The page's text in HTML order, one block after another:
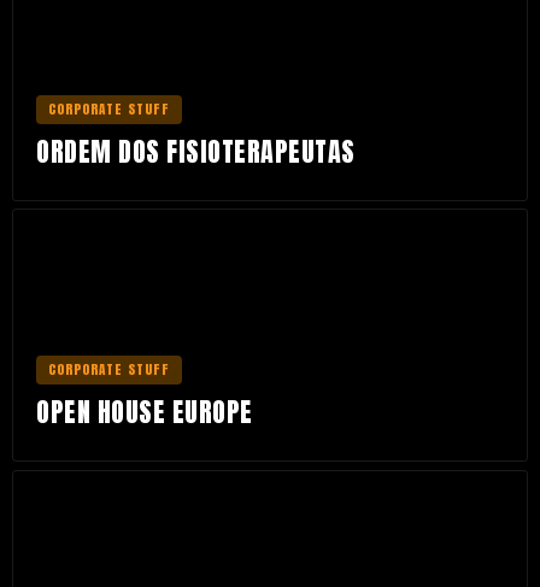
CORPORATE STUFF
ORDEM DOS FISIOTERAPEUTAS
CORPORATE STUFF
OPEN HOUSE EUROPE